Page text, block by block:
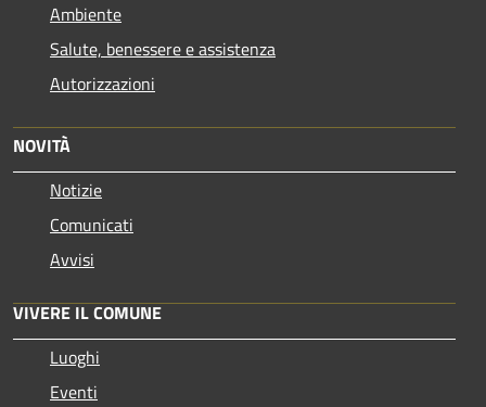
Ambiente
Salute, benessere e assistenza
Autorizzazioni
NOVITÀ
Notizie
Comunicati
Avvisi
VIVERE IL COMUNE
Luoghi
Eventi